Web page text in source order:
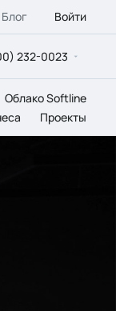
Блог Войти
232-0023
Облако Softline
Проекты